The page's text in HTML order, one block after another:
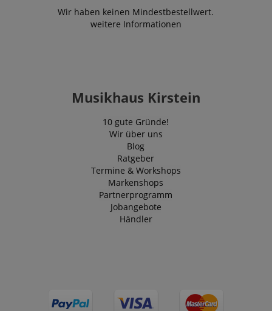
Wir haben keinen Mindestbestellwert.
weitere Informationen
Musikhaus Kirstein
10 gute Gründe!
Wir über uns
Blog
Ratgeber
Termine & Workshops
Markenshops
Partnerprogramm
Jobangebote
Händler